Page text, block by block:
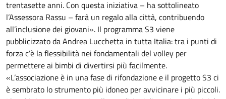
trentasette anni. Con questa iniziativa – ha sottolineato
l’Assessora Rassu – farà un regalo alla città, contribuendo
all’inclusione dei giovani». Il programma S3 viene
pubblicizzato da Andrea Lucchetta in tutta Italia: tra i punti di
forza c’è la flessibilità nei fondamentali del volley per
permettere ai bimbi di divertirsi più facilmente.
«L’associazione è in una fase di rifondazione e il progetto S3 ci
è sembrato lo strumento più idoneo per avvicinare i più piccoli.